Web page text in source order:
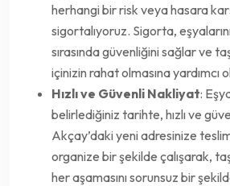
herhangi bir risk veya hasara
sigortalıyoruz. Sigorta,
sırasında güvenliğini sağlar ve
içinizin rahat olmasına yardımcı
Hızlı ve Güvenli Nakliyat:
belirlediğiniz tarihte, hızlı ve
Akçay’daki yeni adresinize
organize bir şekilde çalışarak,
her aşamasını sorunsuz bir